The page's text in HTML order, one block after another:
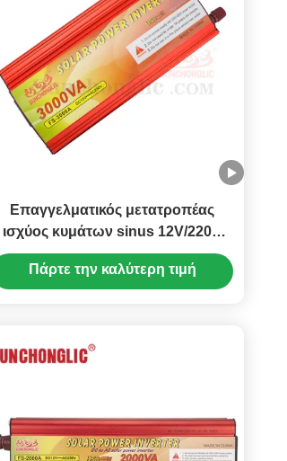
Επαγγελματικός μετατροπέας
ισχύος κυμάτων sinus 12V/220V
για χρήση εκτός δικτύου
Πάρτε την καλύτερη τιμή